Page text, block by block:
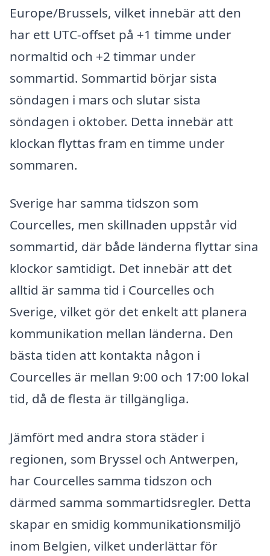
Europe/Brussels, vilket innebär att den
har ett UTC-offset på +1 timme under
normaltid och +2 timmar under
sommartid. Sommartid börjar sista
söndagen i mars och slutar sista
söndagen i oktober. Detta innebär att
klockan flyttas fram en timme under
sommaren.
Sverige har samma tidszon som
Courcelles, men skillnaden uppstår vid
sommartid, där både länderna flyttar sina
klockor samtidigt. Det innebär att det
alltid är samma tid i Courcelles och
Sverige, vilket gör det enkelt att planera
kommunikation mellan länderna. Den
bästa tiden att kontakta någon i
Courcelles är mellan 9:00 och 17:00 lokal
tid, då de flesta är tillgängliga.
Jämfört med andra stora städer i
regionen, som Bryssel och Antwerpen,
har Courcelles samma tidszon och
därmed samma sommartidsregler. Detta
skapar en smidig kommunikationsmiljö
inom Belgien, vilket underlättar för